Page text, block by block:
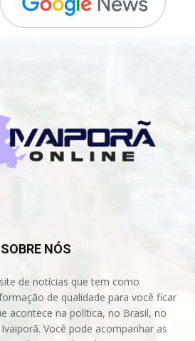
SOBRE NÓS
de notícias que tem como
de qualidade para você ficar
acontece na política, no Brasil, no
Você pode acompanhar as